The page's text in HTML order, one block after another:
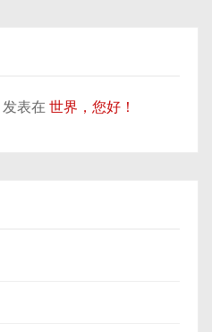
发表在世界，您好！